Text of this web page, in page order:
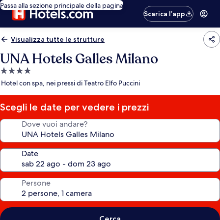
Passa alla sezione principale della pagina
Scarica l’app
Visualizza tutte le strutture
UNA Hotels Galles Milano
Struttura
a
stelle
Hotel con spa, nei pressi di Teatro Elfo Puccini
Scegli le date per vedere i prezzi
Dove vuoi andare?
Date
Persone